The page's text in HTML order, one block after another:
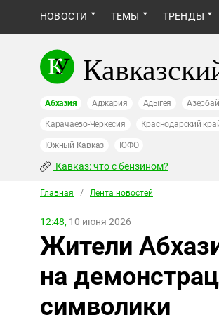
НОВОСТИ ТЕМЫ ТРЕНДЫ
Абхазия Аджария Адыгея
Карачаево-Черкесия Краснодарский
Южный Кавказ ЮФО
Кавказ: что с бензином?
Главная / Лента новостей
12:48, 10 июня 2026
Жители
на
символики